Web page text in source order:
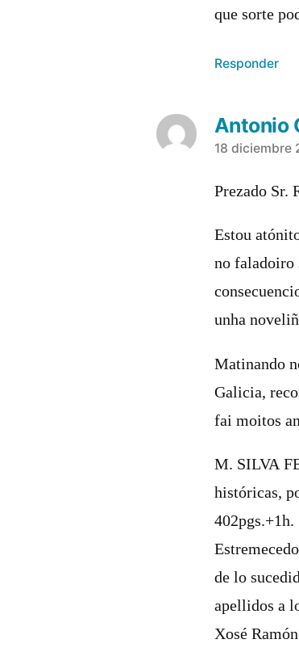
que sorte
Responder
Antonio
dice:
18 diciembre
Prezado Sr.
Estou
no faladoiro
unha
Matinando
Galicia,
fai moitos
M. SILVA
históricas,
de lo
apellidos a
Xosé